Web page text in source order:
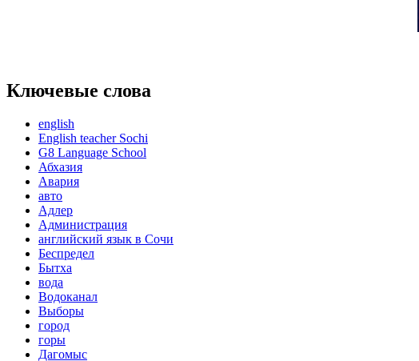
Ключевые слова
english
English teacher Sochi
G8 Language School
Абхазия
Авария
авто
Адлер
Администрация
английский язык в Сочи
Беспредел
Бытха
вода
Водоканал
Выборы
город
горы
Дагомыс